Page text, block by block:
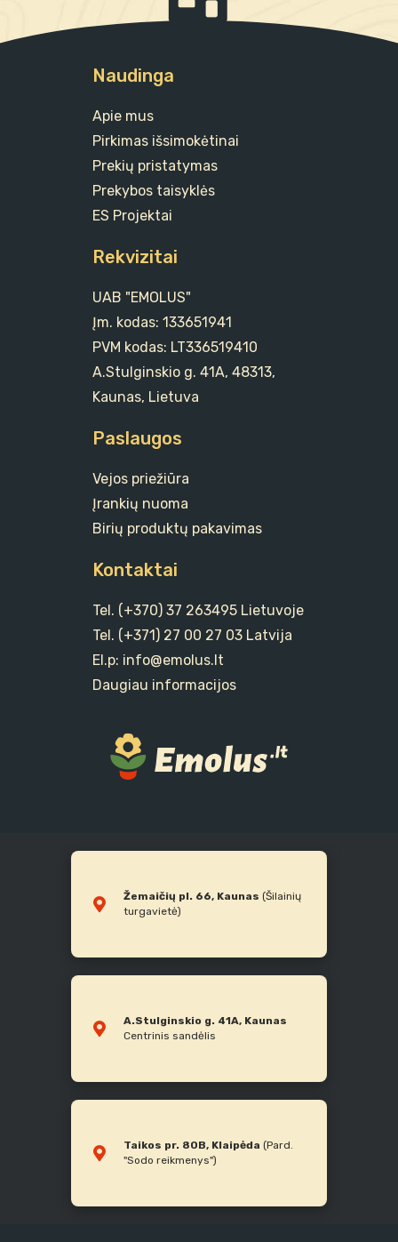
Naudinga
Apie mus
Pirkimas išsimokėtinai
Prekių pristatymas
Prekybos taisyklės
ES Projektai
Rekvizitai
UAB "EMOLUS"
Įm. kodas: 133651941
PVM kodas: LT336519410
A.Stulginskio g. 41A, 48313,
Kaunas, Lietuva
Paslaugos
Vejos priežiūra
Įrankių nuoma
Birių produktų pakavimas
Kontaktai
Tel. (+370) 37 263495 Lietuvoje
Tel. (+371) 27 00 27 03 Latvija
El.p: info@emolus.lt
Daugiau informacijos
Žemaičių pl. 66, Kaunas (Šilainių
turgavietė)
A.Stulginskio g. 41A, Kaunas
Centrinis sandėlis
Taikos pr. 80B, Klaipėda (Pard.
"Sodo reikmenys")